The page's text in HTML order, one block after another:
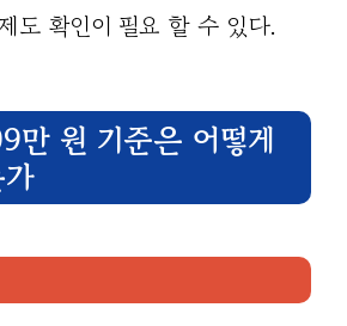
도 확인이 필요 할 수 있다.
만 원 기준은 어떻게